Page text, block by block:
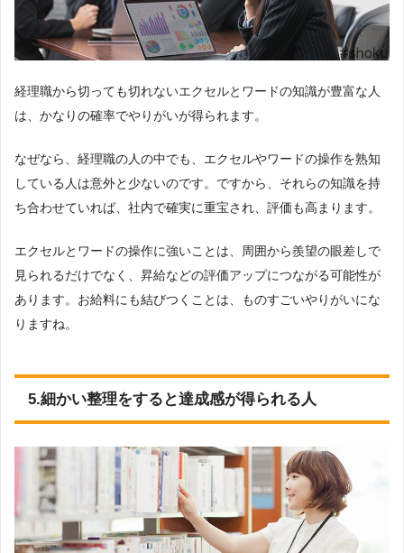
経理職から切っても切れないエクセルとワードの知識が豊富な人
は、かなりの確率でやりがいが得られます。
なぜなら、経理職の人の中でも、エクセルやワードの操作を熟知
している人は意外と少ないのです。ですから、それらの知識を持
ち合わせていれば、社内で確実に重宝され、評価も高まります。
エクセルとワードの操作に強いことは、周囲から羨望の眼差しで
見られるだけでなく、昇給などの評価アップにつながる可能性が
あります。お給料にも結びつくことは、ものすごいやりがいにな
りますね。
5.細かい整理をすると達成感が得られる人